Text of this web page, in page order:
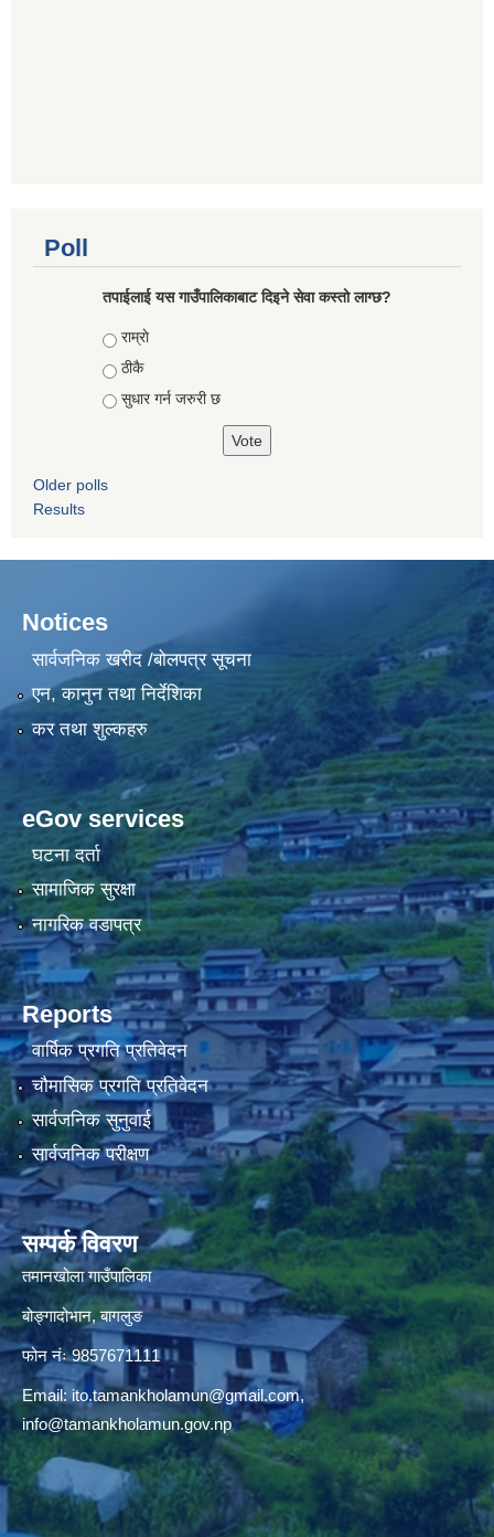
Poll
तपाईलाई यस गाउँपालिकाबाट दिइने सेवा कस्तो लाग्छ?
Choices
राम्राे
ठीकै
सुधार गर्न जरुरी छ
Older polls
Results
Notices
सार्वजनिक खरीद /बोलपत्र सूचना
एन, कानुन तथा निर्देशिका
कर तथा शुल्कहरु
eGov services
घटना दर्ता
सामाजिक सुरक्षा
नागरिक वडापत्र
Reports
वार्षिक प्रगति प्रतिवेदन
चौमासिक प्रगति प्रतिवेदन
सार्वजनिक सुनुवाई
सार्वजनिक परीक्षण
सम्पर्क विवरण
तमानखोला गाउँपालिका
बोङ्गादोभान, बागलुङ
फोन नंः 9857671111
Email: ito.tamankholamun@gmail.com,
info@tamankholamun.gov.np